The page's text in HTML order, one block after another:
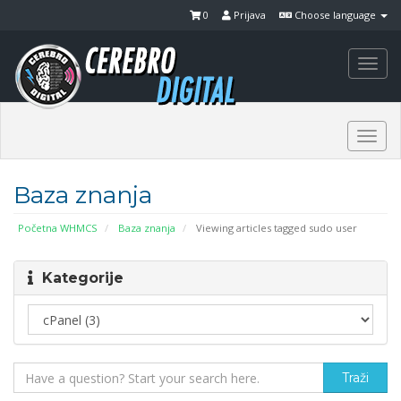
Choose language
Prijava
0
Baza znanja
Početna WHMCS Baza znanja Viewing articles tagged sudo user
Kategorije